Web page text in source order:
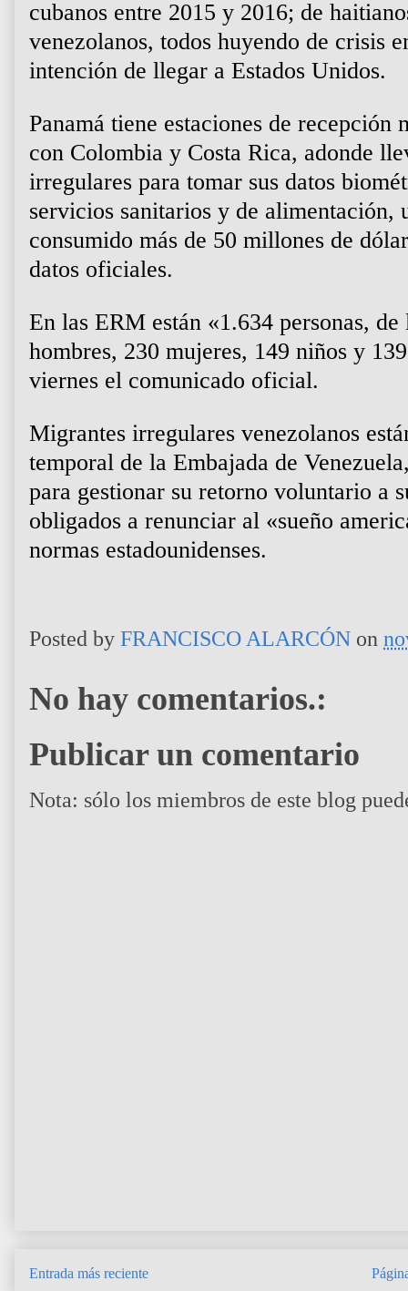
cubanos entre 2015 y 2016; de
venezolanos, todos huyendo de crisis
intención de llegar a Estados Unidos.
Panamá tiene estaciones de recepción
con Colombia y Costa Rica, adonde
irregulares para tomar sus datos
servicios sanitarios y de alimentación,
consumido más de 50 millones de
datos oficiales.
En las ERM están «1.634 personas, de
hombres, 230 mujeres, 149 niños y
viernes el comunicado oficial.
Migrantes irregulares venezolanos
temporal de la Embajada de
para gestionar su retorno voluntario a
obligados a renunciar al «sueño
normas estadounidenses.
Posted by FRANCISCO ALARCÓN on
No hay comentarios.:
Publicar un comentario
Nota: sólo los miembros de este blog
Entrada más reciente